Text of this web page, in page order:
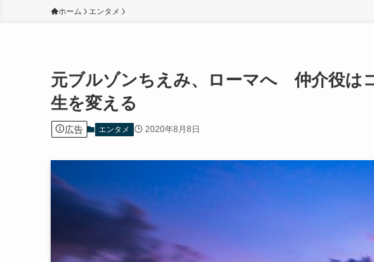
ホーム エンタメ
元ブルゾンちえみ、ローマへ 仲介役は
生を変える
広告 エンタメ 2020年8月8日